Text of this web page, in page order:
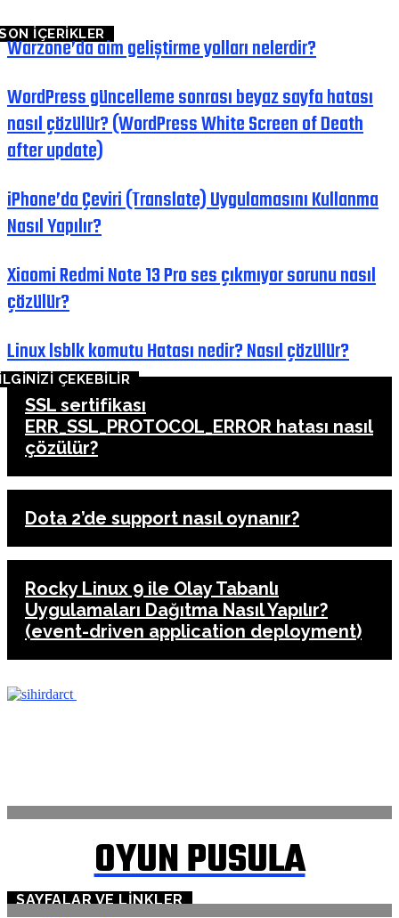
İÇERİKLER
Warzone’da aim geliştirme yolları nelerdir?
WordPress güncelleme sonrası beyaz sayfa hatası
nasıl çözülür? (WordPress White Screen of Death
after update)
iPhone’da Çeviri (Translate) Uygulamasını Kullanma
Nasıl Yapılır?
Xiaomi Redmi Note 13 Pro ses çıkmıyor sorunu nasıl
çözülür?
Linux lsblk komutu Hatası nedir? Nasıl çözülür?
ÇEKEBİLİR
SSL sertifikası
ERR_SSL_PROTOCOL_ERROR hatası nasıl
çözülür?
Dota 2’de support nasıl oynanır?
Rocky Linux 9 ile Olay Tabanlı
Uygulamaları Dağıtma Nasıl Yapılır?
(event-driven application deployment)
OYUN PUSULA
SAYFALAR VE LINKLER